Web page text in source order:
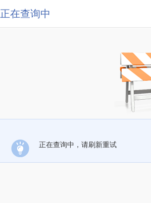
正在查询中
正在查询中，请刷新重试